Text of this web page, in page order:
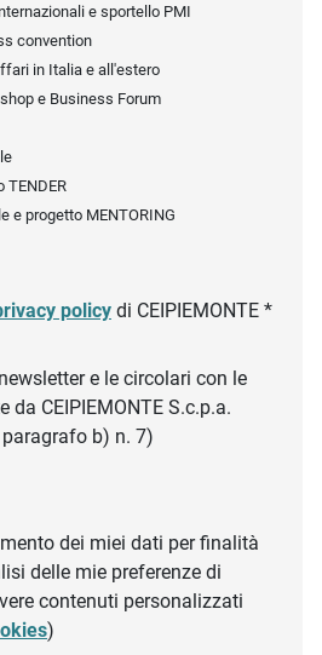
e sportello PMI
convention
in Italia e all'estero
e Business Forum
TENDER
e progetto MENTORING
policy di CEIPIEMONTE *
e le circolari con le
CEIPIEMONTE S.c.p.a.
paragrafo b) n. 7)
dei miei dati per finalità
delle mie preferenze di
contenuti personalizzati
)